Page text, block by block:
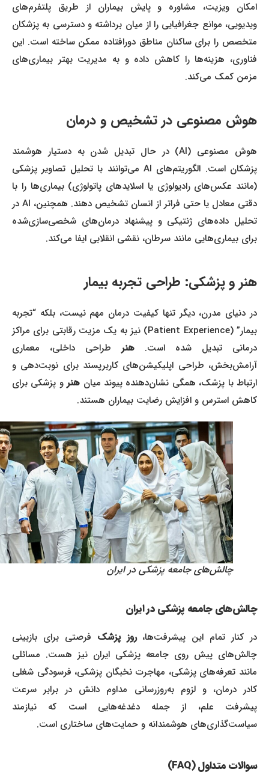
امکان ویزیت، مشاوره و پایش بیماران از طریق پلتفرم‌های
ویدیویی، موانع جغرافیایی را از میان برداشته و دسترسی به پزشکان
متخصص را برای ساکنان مناطق دورافتاده ممکن ساخته است. این
فناوری، هزینه‌ها را کاهش داده و به مدیریت بهتر بیماری‌های
مزمن کمک می‌کند.
هوش مصنوعی در تشخیص و درمان
هوش مصنوعی (AI) در حال تبدیل شدن به دستیار هوشمند
پزشکان است. الگوریتم‌های AI می‌توانند با تحلیل تصاویر پزشکی
(مانند عکس‌های رادیولوژی یا اسلایدهای پاتولوژی) بیماری‌ها را با
دقتی معادل یا حتی فراتر از انسان تشخیص دهند. همچنین، AI در
تحلیل داده‌های ژنتیکی و پیشنهاد درمان‌های شخصی‌سازی‌شده
برای بیماری‌هایی مانند سرطان، نقشی انقلابی ایفا می‌کند.
هنر و پزشکی: طراحی تجربه بیمار
در دنیای مدرن، دیگر تنها کیفیت درمان مهم نیست، بلکه “تجربه
بیمار” (Patient Experience) نیز به یک مزیت رقابتی برای مراکز
درمانی تبدیل شده است.هنرطراحی داخلی، معماری
آرامش‌بخش، طراحی اپلیکیشن‌های کاربرپسند برای نوبت‌دهی و
ارتباط با پزشک، همگی نشان‌دهنده پیوند میانهنرو پزشکی برای
کاهش استرس و افزایش رضایت بیماران هستند.
چالش‌های جامعه پزشکی در ایران
چالش‌های جامعه پزشکی در ایران
در کنار تمام این پیشرفت‌ها،روز پزشکفرصتی برای بازبینی
چالش‌های پیش روی جامعه پزشکی ایران نیز هست. مسائلی
مانند تعرفه‌های پزشکی، مهاجرت نخبگان پزشکی، فرسودگی شغلی
کادر درمان، و لزوم به‌روزرسانی مداوم دانش در برابر سرعت
پیشرفت علم، از جمله دغدغه‌هایی است که نیازمند
سیاست‌گذاری‌های هوشمندانه و حمایت‌های ساختاری است.
سوالات متداول (FAQ)